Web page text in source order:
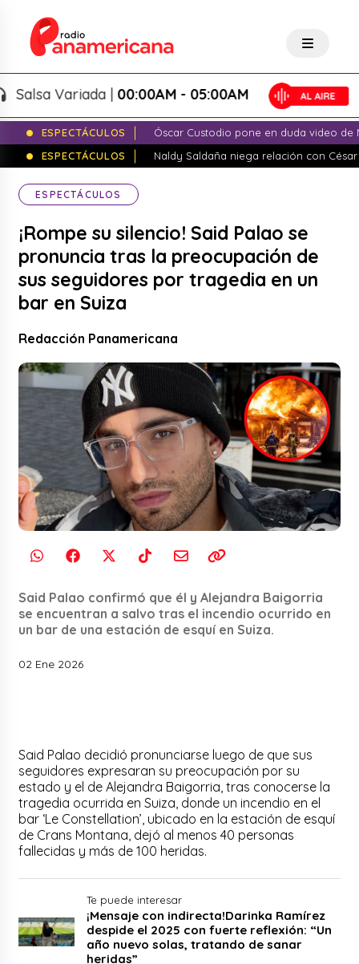
Variada |00:00AM - 05:00AM
ESPECTÁCULOS
Óscar Custodio pone en duda video de
ESPECTÁCULOS
Naldy Saldaña niega relación con
ESPECTÁCULOS
¡Rompe su silencio! Said Palao se
pronuncia tras la preocupación de
sus seguidores por tragedia en un
bar en Suiza
Redacción Panamericana
Said Palao confirmó que él y Alejandra Baigorria
se encuentran a salvo tras el incendio ocurrido en
un bar de una estación de esquí en Suiza.
02 Ene 2026
Said Palao decidió pronunciarse luego de que sus
seguidores expresaran su preocupación por su
estado y el de Alejandra Baigorria, tras conocerse la
tragedia ocurrida en Suiza, donde un incendio en el
bar ‘Le Constellation’, ubicado en la estación de esquí
de Crans Montana, dejó al menos 40 personas
fallecidas y más de 100 heridas.
Te puede interesar
¡Mensaje con indirecta!Darinka Ramírez
despide el 2025 con fuerte reflexión: “Un
año nuevo solas, tratando de sanar
heridas”